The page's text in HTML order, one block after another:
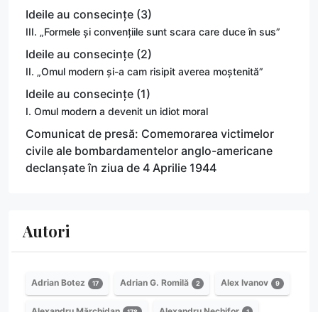
Ideile au consecințe (3)
III. „Formele și convențiile sunt scara care duce în sus”
Ideile au consecințe (2)
II. „Omul modern și-a cam risipit averea moștenită”
Ideile au consecințe (1)
I. Omul modern a devenit un idiot moral
Comunicat de presă: Comemorarea victimelor
civile ale bombardamentelor anglo-americane
declanșate în ziua de 4 Aprilie 1944
Autori
Adrian Botez 17 Adrian G. Romilă 2 Alex Ivanov 9